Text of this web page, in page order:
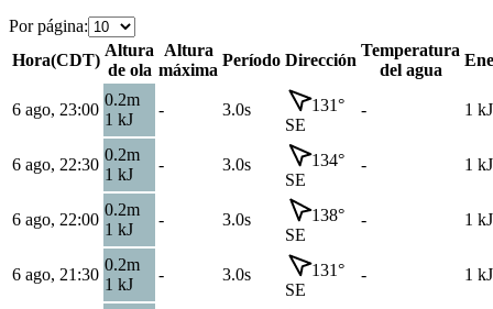
Por página:
Hora(CDT)
Altura
de ola
Altura
máxima
Período Dirección
Temperatura
del agua
6 ago, 23:00
0.2m
1 kJ
- 3.0s 131°
SE
- 1 kJ
6 ago, 22:30
0.2m
1 kJ
- 3.0s 134°
SE
- 1 kJ
6 ago, 22:00
0.2m
1 kJ
- 3.0s 138°
SE
- 1 kJ
6 ago, 21:30
0.2m
1 kJ
- 3.0s 131°
SE
- 1 kJ